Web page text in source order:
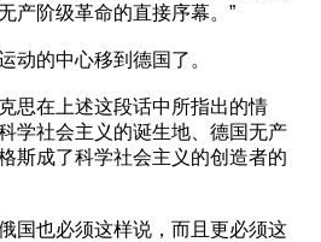
无产阶级革命的直接序幕。”
动的中心移到德国了。
思在上述这段话中所指出的情
学社会主义的诞生地、德国无产
斯成了科学社会主义的创造者的
国也必须这样说，而且更必须这